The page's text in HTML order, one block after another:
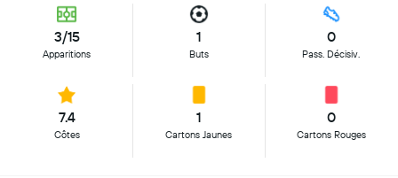
3/15
Apparitions
1
Buts
0
Pass. Décisiv.
7.4
Côtes
1
Cartons Jaunes
0
Cartons Rouges